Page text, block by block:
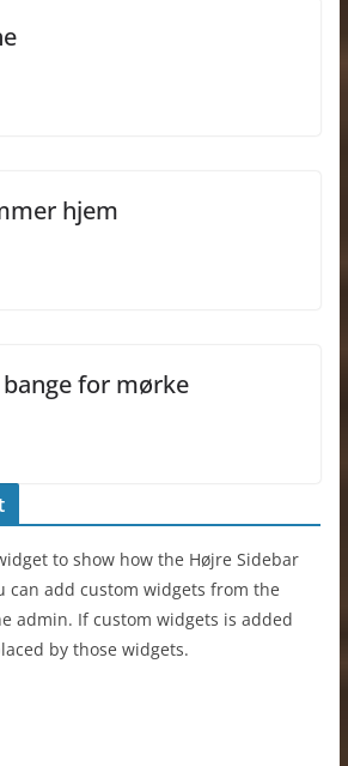
hjem
for mørke
to show how the Højre Sidebar
can add custom widgets from the
admin. If custom widgets is added
by those widgets.